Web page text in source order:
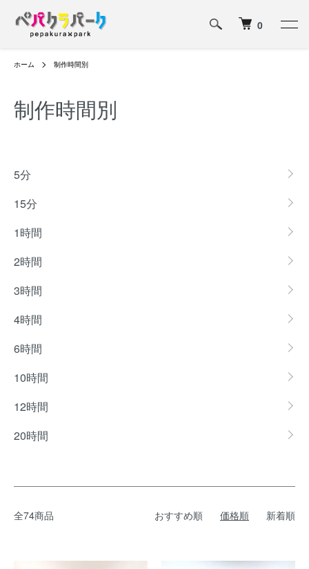
0
ホーム 制作時間別
制作時間別
5分
15分
1時間
2時間
3時間
4時間
6時間
10時間
12時間
20時間
全74商品 おすすめ順 価格順 新着順